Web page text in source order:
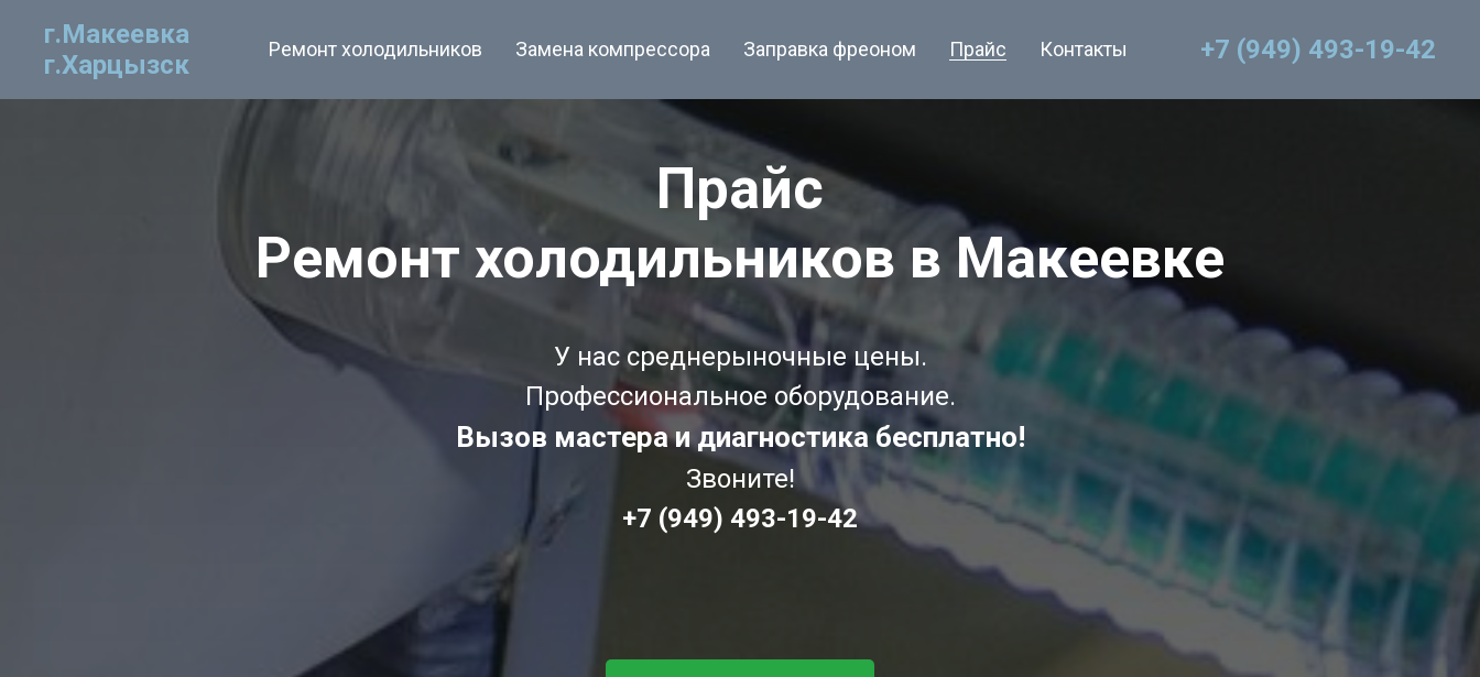
г.Макеевка
г.Харцызск
Ремонт холодильников Замена компрессора Заправка фреоном Прайс Контакты +7 (949) 493-19-42
Прайс
Ремонт холодильников в Макеевке
У нас среднерыночные цены.
Профессиональное оборудование.
Вызов мастера и диагностика бесплатно!
Звоните!
+7 (949) 493-19-42